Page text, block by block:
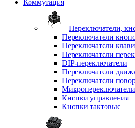
Коммутация
Переключатели,
Переключатели
Переключатели
Переключатели
DIP-переключатели
Переключатели
Переключатели
Микропереключатели
Кнопки управления
Кнопки тактовые